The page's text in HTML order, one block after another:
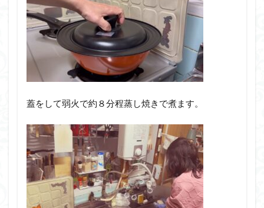
蓋をして弱火で約８分程蒸し焼きで煮ます。